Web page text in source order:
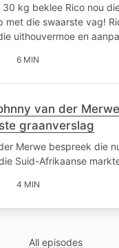
kg beklee Rico nou
met die swaarste vag!
uithouvermoe en
6 MIN
van der
graanverslag
Merwe bespreek die
Suid-Afrikaanse
4 MIN
All episodes